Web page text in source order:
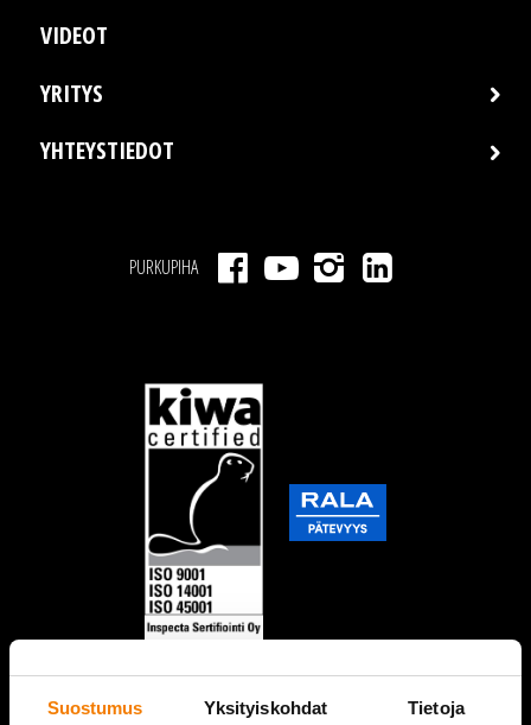
Suostumus Yksityiskohdat Tietoja
VIDEOT
YRITYS
YHTEYSTIEDOT
PURKUPIHA